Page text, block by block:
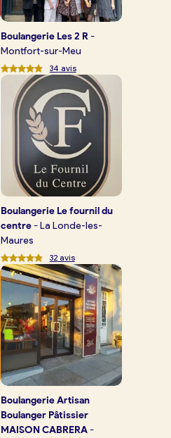
Boulangerie Les 2 R-
Montfort-sur-Meu
34 avis
Boulangerie Le fournil du
centre-La Londe-les-
Maures
32avis
BoulangerieArtisan
Boulanger Pâtissier
MAISON CABRERA-